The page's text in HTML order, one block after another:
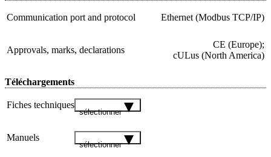
Communication port and protocol Ethernet (Modbus TCP/IP)
Approvals, marks, declarations
CE (Europe);
cULus (North America)
Téléchargements
Fiches techniques
sélectionner
Manuels
sélectionner